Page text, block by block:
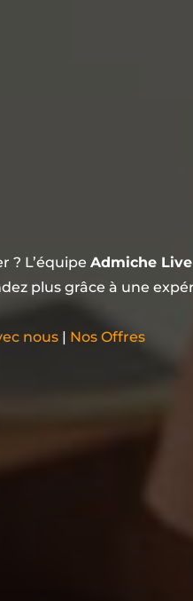
? L’équipeAdmiche
plus grâce à une
nous | Nos Offres